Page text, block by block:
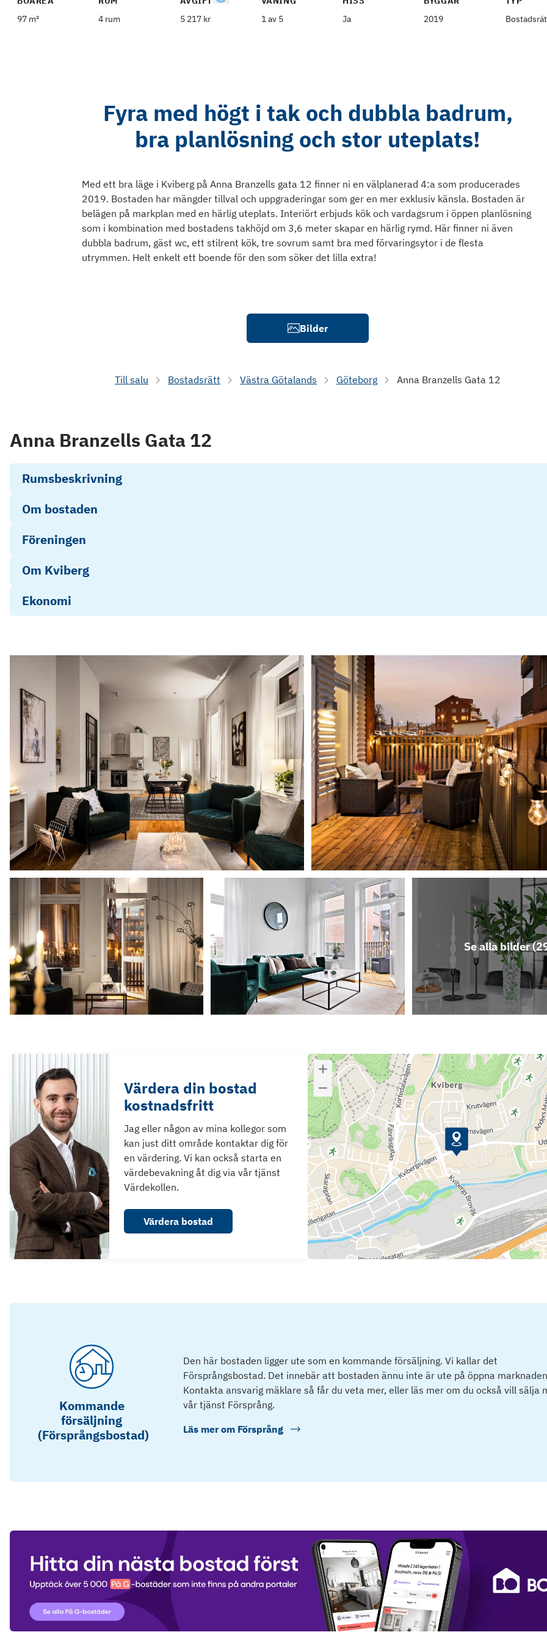
97 m²
4 rum
5 217 kr
1 av 5
Ja
2019
Fyra med högt i tak och dubbla badrum,
bra planlösning och stor uteplats!
Med ett bra läge i Kviberg på Anna Branzells gata 12 finner ni en välplanerad 4:a som producerades
2019. Bostaden har mängder tillval och uppgraderingar som ger en mer exklusiv känsla. Bostaden är
belägen på markplan med en härlig uteplats. Interiört erbjuds kök och vardagsrum i öppen planlösning
som i kombination med bostadens takhöjd om 3,6 meter skapar en härlig rymd. Här finner ni även
dubbla badrum, gäst wc, ett stilrent kök, tre sovrum samt bra med förvaringsytor i de flesta
utrymmen. Helt enkelt ett boende för den som söker det lilla extra!
Bilder
Till salu Bostadsrätt Västra Götalands Göteborg Anna Branzells Gata 12
Anna Branzells Gata 12
Rumsbeskrivning
Om bostaden
Föreningen
Om Kviberg
Ekonomi
Se alla bilder (
Värdera din bostad
kostnadsfritt
Jag eller någon av mina kollegor som
kan just ditt område kontaktar dig för
en värdering. Vi kan också starta en
värdebevakning åt dig via vår tjänst
Värdekollen.
Värdera bostad
Kommande
försäljning
(Försprångsbostad)
Den här bostaden ligger ute som en kommande försäljning. Vi kallar det
Försprångsbostad. Det innebär att bostaden ännu inte är ute på öppna
Kontakta ansvarig mäklare så får du veta mer, eller läs mer om du också vill sälja
vår tjänst Försprång.
Läs mer om Försprång